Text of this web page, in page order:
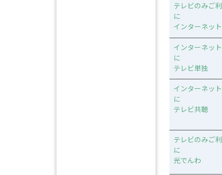
テレビのみご
に
インターネッ
インターネッ
に
テレビ単独
インターネッ
に
テレビ共聴
テレビのみご
に
光でんわ